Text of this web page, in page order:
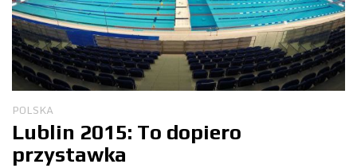
Psychologia
Obozy
POLSKA
Lublin 2015: To dopiero
przystawka